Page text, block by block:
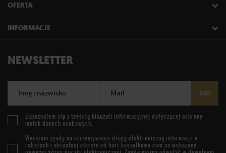
OFERTA
INFORMACJE
NEWSLETTER
Imię i nazwisko Mail OK!
Zapoznałem się z treścią klauzuli informacyjnej dotyczącej ochrony
moich danych osobowych.
Wyrażam zgodę na otrzymywanie drogą elektroniczną informacji o
rabatach i aktualnej ofercie od hurt.koszulkowo.com na wskazany